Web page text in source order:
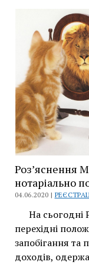
Роз’яснення
нотаріально
04.06.2020 |
На сьогодні
перехідні
запобігання та
доходів,